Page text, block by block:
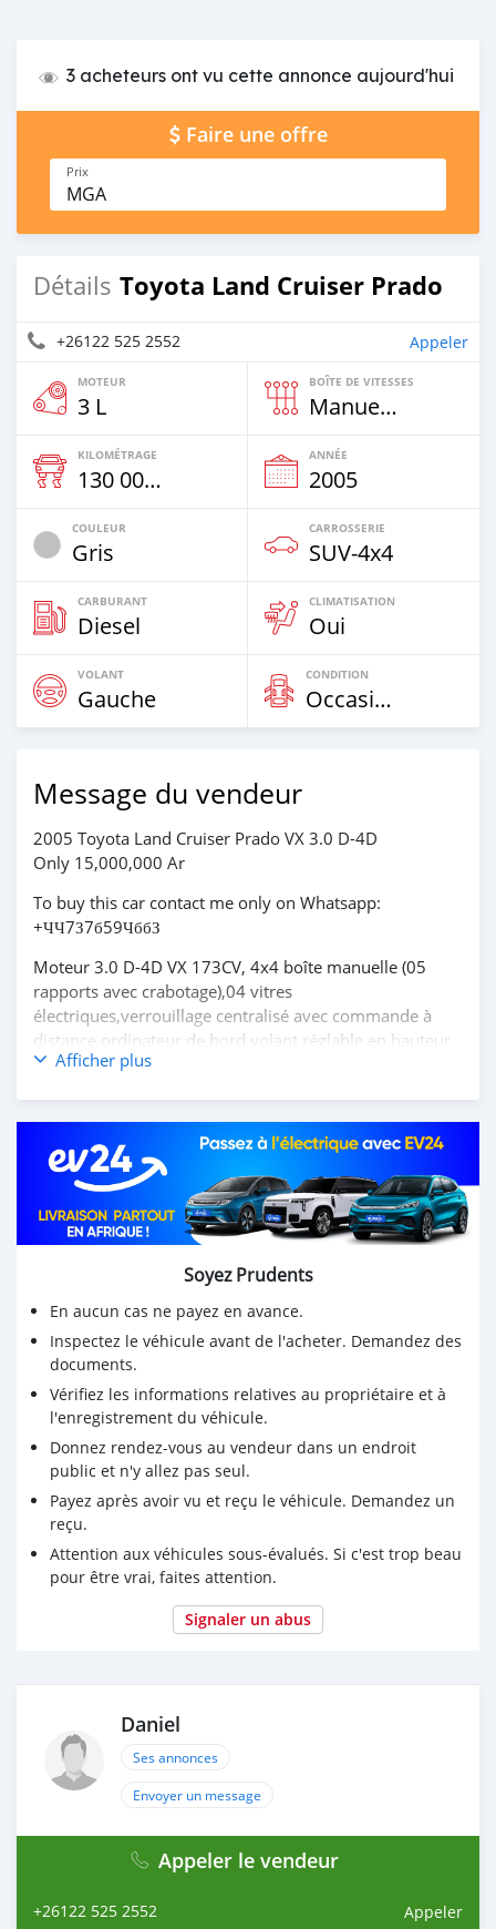
3 acheteurs ont vu cette annonce aujourd'hui
Faire une offre
Prix
MGA
Détails Toyota Land Cruiser Prado
+26122 525 2552 Appeler
MOTEUR
3 L
BOÎTE DE VITESSES
Manuelle
KILOMÉTRAGE
130 000 Km
ANNÉE
2005
COULEUR
Gris
CARROSSERIE
SUV‒4x4
CARBURANT
Diesel
CLIMATISATION
Oui
VOLANT
Gauche
CONDITION
Occasion
Message du vendeur
2005 Toyota Land Cruiser Prado VX 3.0 D-4D
Only 15,000,000 Ar
To buy this car contact me only on Whatsapp:
+ЧЧ7З7б59ЧббЗ
Moteur 3.0 D-4D VX 173CV, 4x4 boîte manuelle (05
rapports avec crabotage),04 vitres
électriques,verrouillage centralisé avec commande à
distance,ordinateur de bord,volant réglable en hauteur
et profondeur,sièges avant réglables,rétroviseurs
central,marches à pieds,04 pneus neufs montés sur
jantes alliages r17,feux antibrouillards,power heat
(chauffage rapide),blocage différentiel,airbags,
régulateur de vitesse etc..
Etat rare,à venir voir absolument, moteur OK,aucunes
etc zéro bruit,peinture d'origine,intérieur aucunes
déchirures,très propre,fournie avec double des clés et
manuels d'utilisations..
Afficher plus
Soyez Prudents
En aucun cas ne payez en avance.
Inspectez le véhicule avant de l'acheter. Demandez des
documents.
Vérifiez les informations relatives au propriétaire et à
l'enregistrement du véhicule.
Donnez rendez-vous au vendeur dans un endroit
public et n'y allez pas seul.
Payez après avoir vu et reçu le véhicule. Demandez un
reçu.
Attention aux véhicules sous-évalués. Si c'est trop beau
pour être vrai, faites attention.
Signaler un abus
Daniel
Ses annonces
Envoyer un message
Appeler le vendeur
+26122 525 2552 Appeler